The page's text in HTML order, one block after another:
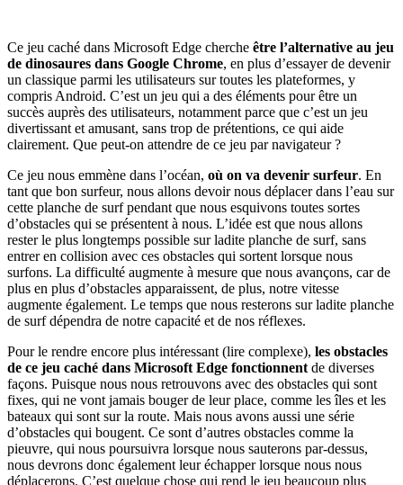
Ce jeu caché dans Microsoft Edge cherche être l’alternative au jeu
de dinosaures dans Google Chrome, en plus d’essayer de devenir
un classique parmi les utilisateurs sur toutes les plateformes, y
compris Android. C’est un jeu qui a des éléments pour être un
succès auprès des utilisateurs, notamment parce que c’est un jeu
divertissant et amusant, sans trop de prétentions, ce qui aide
clairement. Que peut-on attendre de ce jeu par navigateur ?
Ce jeu nous emmène dans l’océan, où on va devenir surfeur. En
tant que bon surfeur, nous allons devoir nous déplacer dans l’eau sur
cette planche de surf pendant que nous esquivons toutes sortes
d’obstacles qui se présentent à nous. L’idée est que nous allons
rester le plus longtemps possible sur ladite planche de surf, sans
entrer en collision avec ces obstacles qui sortent lorsque nous
surfons. La difficulté augmente à mesure que nous avançons, car de
plus en plus d’obstacles apparaissent, de plus, notre vitesse
augmente également. Le temps que nous resterons sur ladite planche
de surf dépendra de notre capacité et de nos réflexes.
Pour le rendre encore plus intéressant (lire complexe), les obstacles
de ce jeu caché dans Microsoft Edge fonctionnent de diverses
façons. Puisque nous nous retrouvons avec des obstacles qui sont
fixes, qui ne vont jamais bouger de leur place, comme les îles et les
bateaux qui sont sur la route. Mais nous avons aussi une série
d’obstacles qui bougent. Ce sont d’autres obstacles comme la
pieuvre, qui nous poursuivra lorsque nous sauterons par-dessus,
nous devrons donc également leur échapper lorsque nous nous
déplacerons. C’est quelque chose qui rend le jeu beaucoup plus